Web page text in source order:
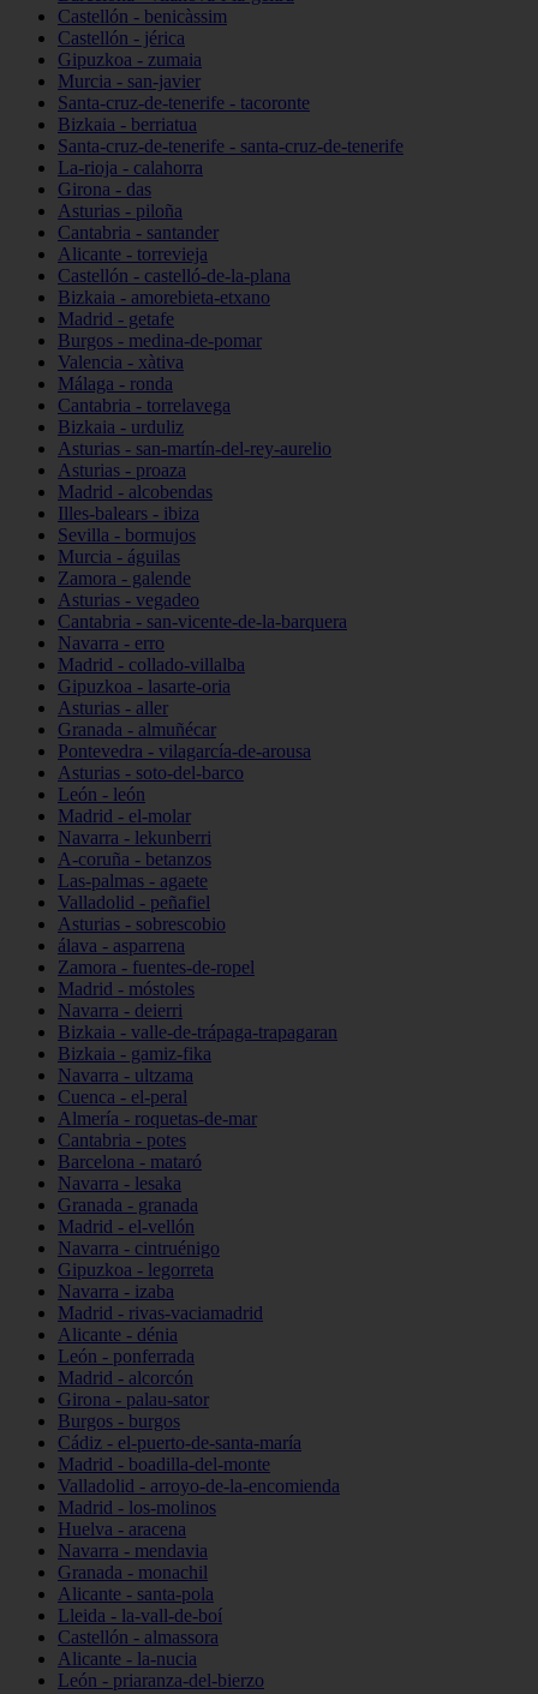
Castellón - benicàssim
Castellón - jérica
Gipuzkoa - zumaia
Murcia - san-javier
Santa-cruz-de-tenerife - tacoronte
Bizkaia - berriatua
Santa-cruz-de-tenerife - santa-cruz-de-tenerife
La-rioja - calahorra
Girona - das
Asturias - piloña
Cantabria - santander
Alicante - torrevieja
Castellón - castelló-de-la-plana
Bizkaia - amorebieta-etxano
Madrid - getafe
Burgos - medina-de-pomar
Valencia - xàtiva
Málaga - ronda
Cantabria - torrelavega
Bizkaia - urduliz
Asturias - san-martín-del-rey-aurelio
Asturias - proaza
Madrid - alcobendas
Illes-balears - ibiza
Sevilla - bormujos
Murcia - águilas
Zamora - galende
Asturias - vegadeo
Cantabria - san-vicente-de-la-barquera
Navarra - erro
Madrid - collado-villalba
Gipuzkoa - lasarte-oria
Asturias - aller
Granada - almuñécar
Pontevedra - vilagarcía-de-arousa
Asturias - soto-del-barco
León - león
Madrid - el-molar
Navarra - lekunberri
A-coruña - betanzos
Las-palmas - agaete
Valladolid - peñafiel
Asturias - sobrescobio
álava - asparrena
Zamora - fuentes-de-ropel
Madrid - móstoles
Navarra - deierri
Bizkaia - valle-de-trápaga-trapagaran
Bizkaia - gamiz-fika
Navarra - ultzama
Cuenca - el-peral
Almería - roquetas-de-mar
Cantabria - potes
Barcelona - mataró
Navarra - lesaka
Granada - granada
Madrid - el-vellón
Navarra - cintruénigo
Gipuzkoa - legorreta
Navarra - izaba
Madrid - rivas-vaciamadrid
Alicante - dénia
León - ponferrada
Madrid - alcorcón
Girona - palau-sator
Burgos - burgos
Cádiz - el-puerto-de-santa-maría
Madrid - boadilla-del-monte
Valladolid - arroyo-de-la-encomienda
Madrid - los-molinos
Huelva - aracena
Navarra - mendavia
Granada - monachil
Alicante - santa-pola
Lleida - la-vall-de-boí
Castellón - almassora
Alicante - la-nucia
León - priaranza-del-bierzo